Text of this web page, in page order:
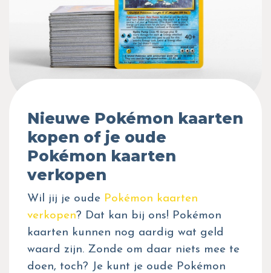
Nieuwe Pokémon kaarten
kopen of je oude
Pokémon kaarten
verkopen
Wil jij je oude Pokémon kaarten
verkopen? Dat kan bij ons! Pokémon
kaarten kunnen nog aardig wat geld
waard zijn. Zonde om daar niets mee te
doen, toch? Je kunt je oude Pokémon